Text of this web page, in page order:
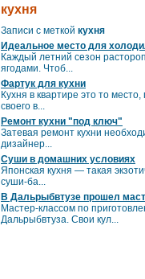
кухня
Записи с меткой кухня
Идеальное место для
Каждый летний сезон
ягодами. Чтоб...
Фартук для кухни
Кухня в квартире это то
своего в...
Ремонт кухни "под ключ"
Затевая ремонт кухни
дизайнер...
Суши в домашних условиях
Японская кухня — такая
суши-ба...
В Дальрыбвтузе прошел
Мастер-классом по
Дальрыбвтуза. Свои кул...